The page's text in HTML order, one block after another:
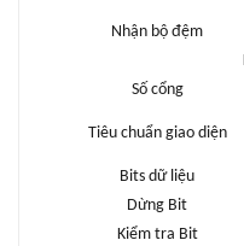
Nhận bộ đệm
Số cổng
Tiêu chuẩn giao diện
Bits dữ liệu
Dừng Bit
Kiểm tra Bit